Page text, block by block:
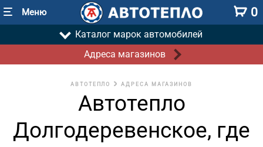
Меню 0
Каталог марок автомобилей
Адреса магазинов
АВТОТЕПЛО АДРЕСА МАГАЗИНОВ
Автотепло
Долгодеревенское, где